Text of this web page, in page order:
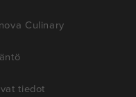
Culinary
tiedot